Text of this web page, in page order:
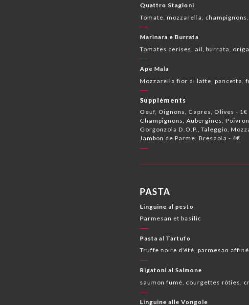
Quattro Stagioni
Tomate, mozzarella,
Marinara e Burrata
Tomates cerises, ail, burrata,
Ape Mala
Mozzarella fior di latte, pancetta,
Suppléments
Oeuf, Oignons, Capres, Olives - 1€
Champignons, Aubergines,
Gorgonzola D.O.P., Taleggio,
Jambon de Parme, Bresaola - 4€
PASTA
Linguine al pesto
Parmesan et basilic
Pasta al Tartufo
Truffe noire d'été, parmesan
Rigatoni al Salmone
saumon fumé, courgettes rôties,
Linguine alle Vongole